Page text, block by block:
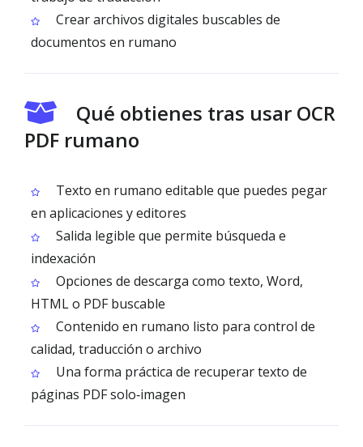
Crear archivos digitales buscables de
documentos en rumano
Qué obtienes tras usar OCR
PDF rumano
Texto en rumano editable que puedes pegar
en aplicaciones y editores
Salida legible que permite búsqueda e
indexación
Opciones de descarga como texto, Word,
HTML o PDF buscable
Contenido en rumano listo para control de
calidad, traducción o archivo
Una forma práctica de recuperar texto de
páginas PDF solo‑imagen